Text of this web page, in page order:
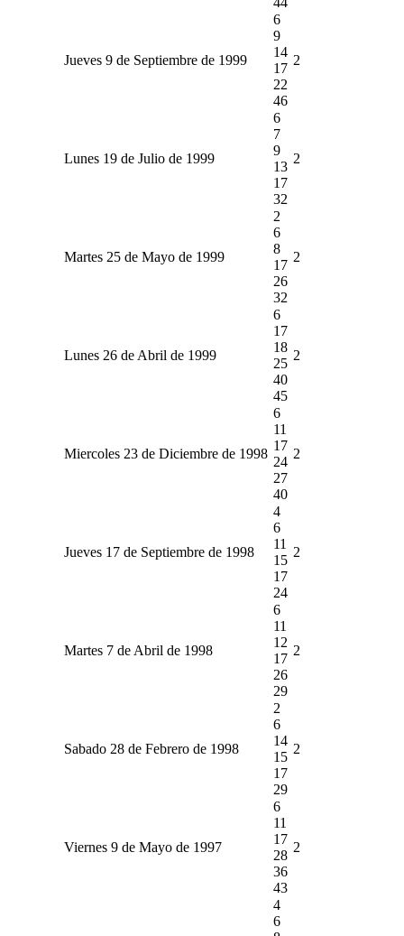
Jueves 9 de Septiembre de 1999
6
9
14
17
22
46
2
Lunes 19 de Julio de 1999
6
7
9
13
17
32
2
Martes 25 de Mayo de 1999
2
6
8
17
26
32
2
Lunes 26 de Abril de 1999
6
17
18
25
40
45
2
Miercoles 23 de Diciembre de 1998
6
11
17
24
27
40
2
Jueves 17 de Septiembre de 1998
4
6
11
15
17
24
2
Martes 7 de Abril de 1998
6
11
12
17
26
29
2
Sabado 28 de Febrero de 1998
2
6
14
15
17
29
2
Viernes 9 de Mayo de 1997
6
11
17
28
36
43
2
4
6